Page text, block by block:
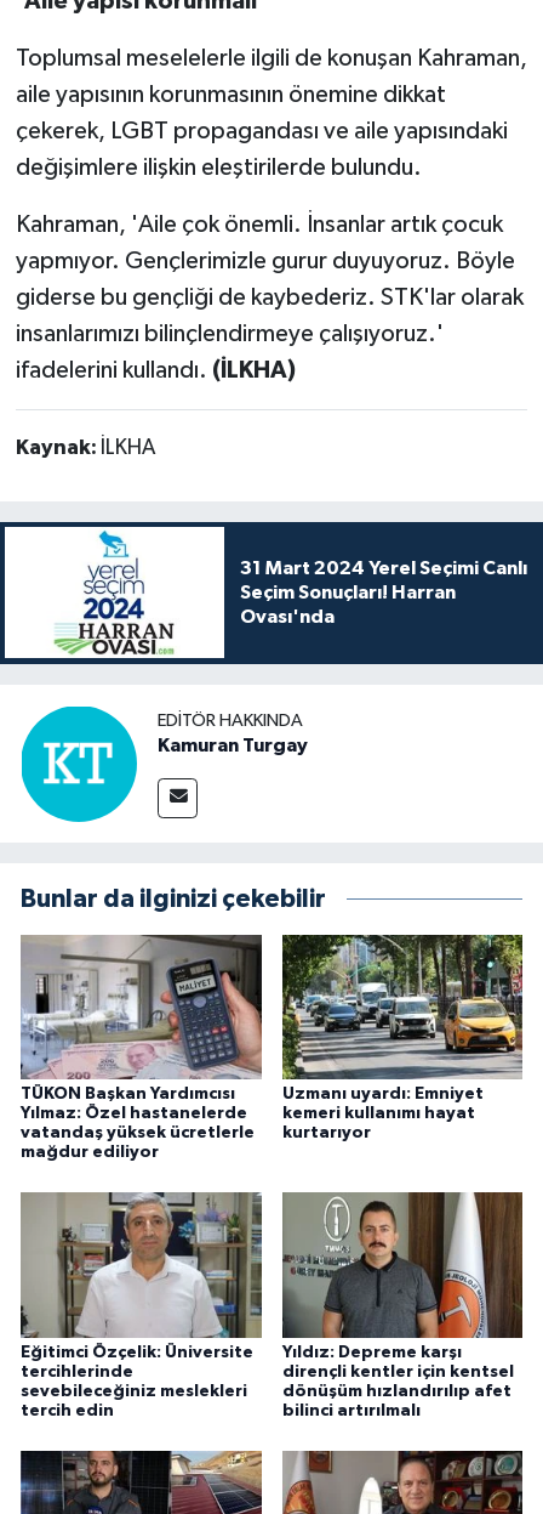
Toplumsal meselelerle ilgili de konuşan Kahraman,
aile yapısının korunmasının önemine dikkat
çekerek, LGBT propagandası ve aile yapısındaki
değişimlere ilişkin eleştirilerde bulundu.
Kahraman, 'Aile çok önemli. İnsanlar artık çocuk
yapmıyor. Gençlerimizle gurur duyuyoruz. Böyle
giderse bu gençliği de kaybederiz. STK'lar olarak
insanlarımızı bilinçlendirmeye çalışıyoruz.'
ifadelerini kullandı. (İLKHA)
Kaynak: İLKHA
31 Mart 2024 Yerel Seçimi Canlı
Seçim Sonuçları! Harran
Ovası'nda
EDITÖR HAKKINDA
Kamuran Turgay
Bunlar da ilginizi çekebilir
TÜKON Başkan Yardımcısı
Yılmaz: Özel hastanelerde
vatandaş yüksek ücretlerle
mağdur ediliyor
Uzmanı uyardı: Emniyet
kemeri kullanımı hayat
kurtarıyor
Eğitimci Özçelik: Üniversite
tercihlerinde
sevebileceğiniz meslekleri
tercih edin
Yıldız: Depreme karşı
dirençli kentler için kentsel
dönüşüm hızlandırılıp afet
bilinci artırılmalı